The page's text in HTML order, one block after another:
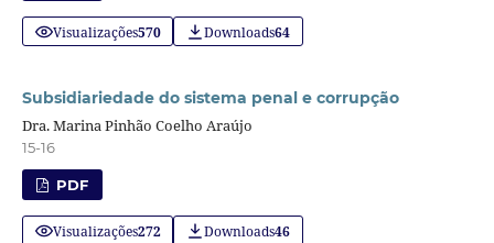
Visualizações570 Downloads64
Subsidiariedade do sistema penal e corrupção
Dra. Marina Pinhão Coelho Araújo
15-16
PDF
Visualizações272 Downloads46